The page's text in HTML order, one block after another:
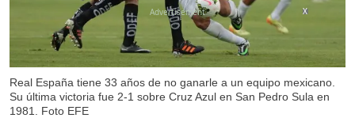
Real España tiene 33 años de no ganarle a un equipo mexicano.
Su última victoria fue 2-1 sobre Cruz Azul en San Pedro Sula en
1981. Foto EFE
X